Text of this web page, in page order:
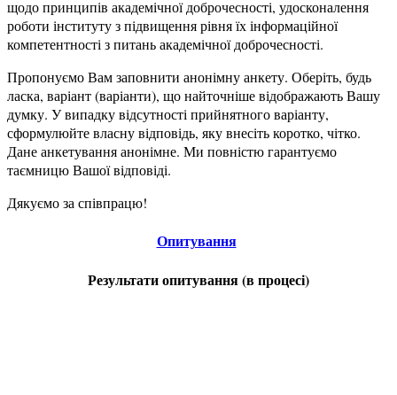
щодо принципів академічної доброчесності, удосконалення
роботи інституту з підвищення рівня їх інформаційної
компетентності з питань академічної доброчесності.
Пропонуємо Вам заповнити анонімну анкету. Оберіть, будь
ласка, варіант (варіанти), що найточніше відображають Вашу
думку. У випадку відсутності прийнятного варіанту,
сформулюйте власну відповідь, яку внесіть коротко, чітко.
Дане анкетування анонімне. Ми повністю гарантуємо
таємницю Вашої відповіді.
Дякуємо за співпрацю!
Опитування
Результати опитування (в процесі)